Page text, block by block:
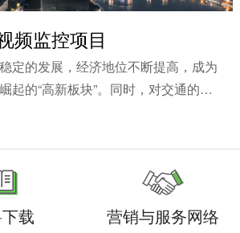
频监控项目
定的发展，经济地位不断提高，成为
起的“高新板块”。同时，对交通的需
载 营销与服务网络